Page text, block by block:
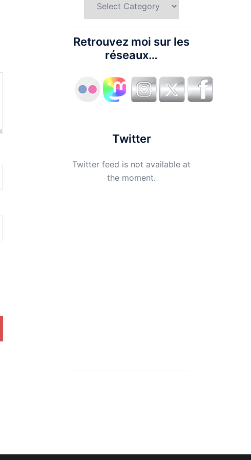
Retrouvez moi sur les
réseaux…
Twitter
Twitter feed is not available at
the moment.